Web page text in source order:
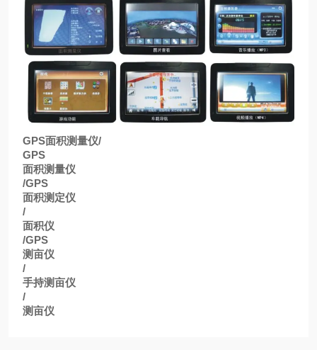
GPS面积测量仪/
GPS
面积测量仪
/GPS
面积测定仪
/
面积仪
/GPS
测亩仪
/
手持测亩仪
/
测亩仪